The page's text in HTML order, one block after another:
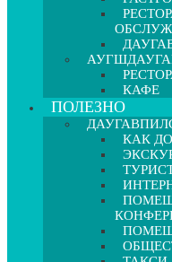
КАФЕ
ПОЛЕЗНО
КАК